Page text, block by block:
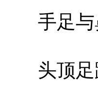
手足与
头顶足